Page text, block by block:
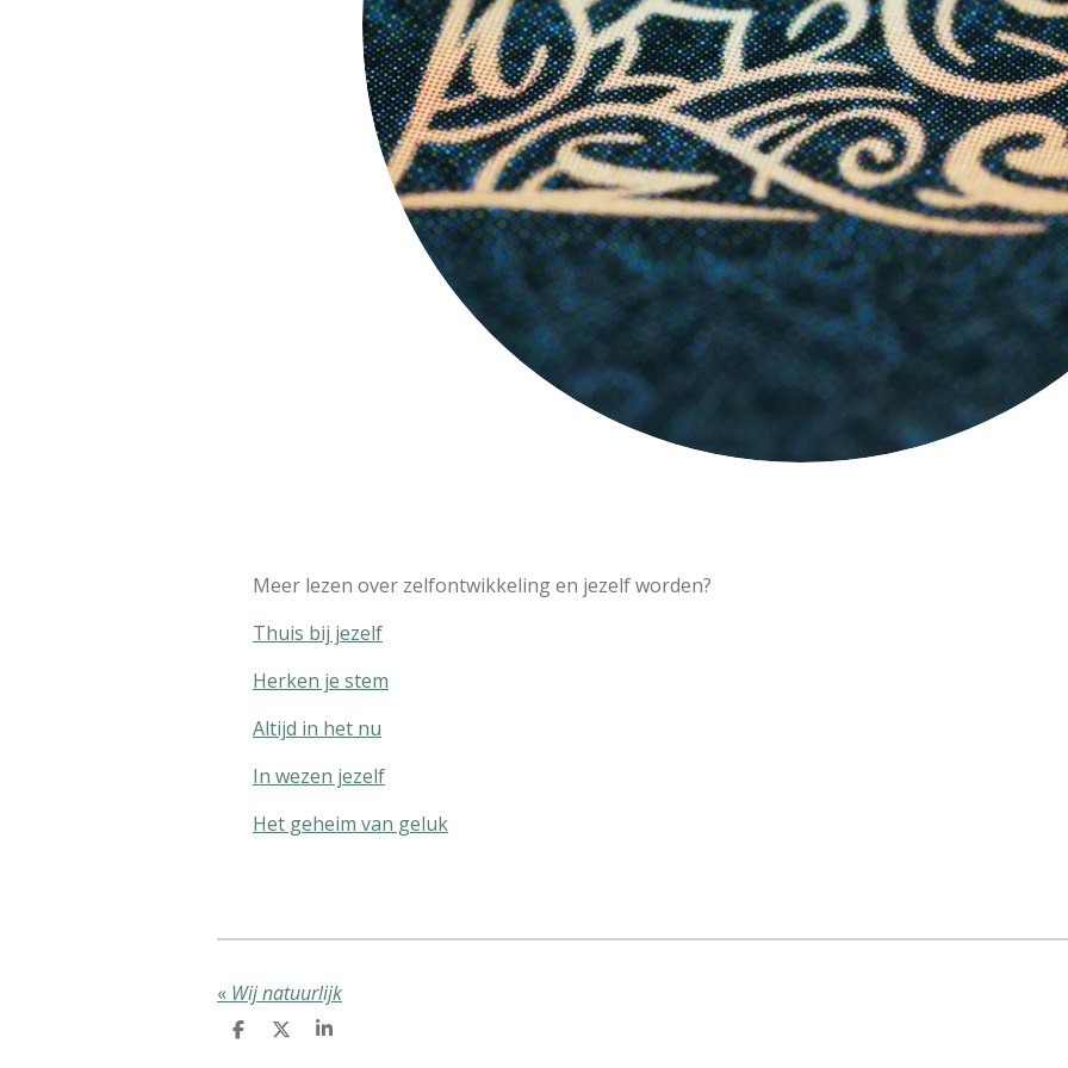
Meer lezen over zelfontwikkeling en jezelf worden?
Thuis bij jezelf
Herken je stem
Altijd in het nu
In wezen jezelf
Het geheim van geluk
« Wij natuurlijk
D
D
S